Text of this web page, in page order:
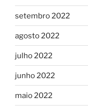
setembro 2022
agosto 2022
julho 2022
junho 2022
maio 2022